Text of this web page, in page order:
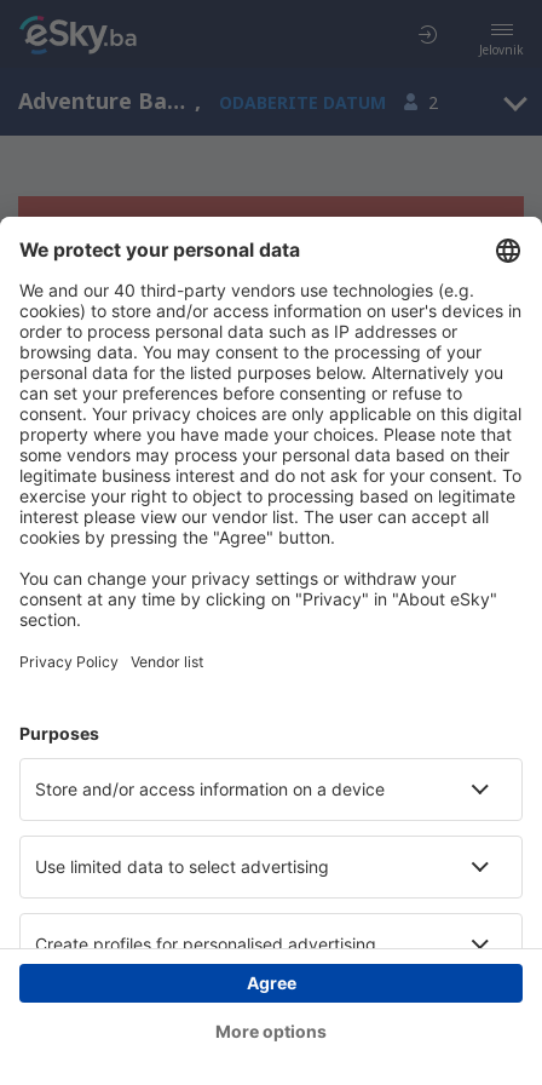
Jelovnik
Adventure Bay, Tasmanija, Australija , ODABERITE DATUM 2
Žao nam je, ne možemo da prikažemo
rezultate
Pokušajte još jednom kad izaberete druge kriterijume
Copyright © eSky.ba. Sva prava zadržana.